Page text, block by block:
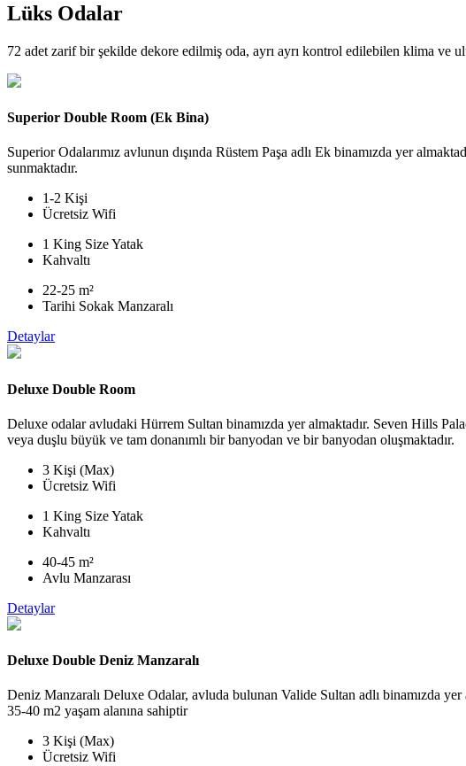
Lüks Odalar
72 adet zarif bir şekilde dekore edilmiş oda, ayrı ayrı kontrol edilebilen klima ve
Superior Double Room (Ek Bina)
Superior Odalarımız avlunun dışında Rüstem Paşa adlı Ek binamızda yer
sunmaktadır.
1-2 Kişi
Ücretsiz Wifi
1 King Size Yatak
Kahvaltı
22-25 m²
Tarihi Sokak Manzaralı
Detaylar
Deluxe Double Room
Deluxe odalar avludaki Hürrem Sultan binamızda yer almaktadır. Seven Hills
veya duşlu büyük ve tam donanımlı bir banyodan ve bir banyodan oluşmaktadır.
3 Kişi (Max)
Ücretsiz Wifi
1 King Size Yatak
Kahvaltı
40-45 m²
Avlu Manzarası
Detaylar
Deluxe Double Deniz Manzaralı
Deniz Manzaralı Deluxe Odalar, avluda bulunan Valide Sultan adlı binamızda
35-40 m2 yaşam alanına sahiptir
3 Kişi (Max)
Ücretsiz Wifi